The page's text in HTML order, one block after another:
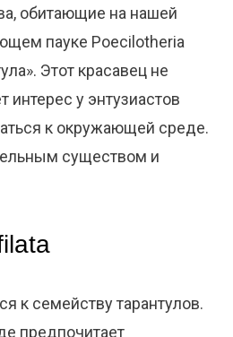
обитающие на нашей
пауке Poecilotheria
Этот красавец не
у энтузиастов
к окружающей среде.
существом и
к семейству тарантулов.
предпочитает